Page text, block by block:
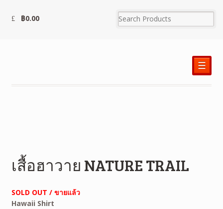
฿0.00
☰
เสื้อฮาวาย NATURE TRAIL
SOLD OUT / ขายแล้ว
Hawaii Shirt